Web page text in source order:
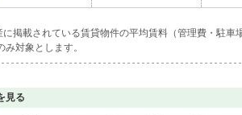
掲載されている賃貸物件の平均賃料（管理費・駐
対象とします。
見る